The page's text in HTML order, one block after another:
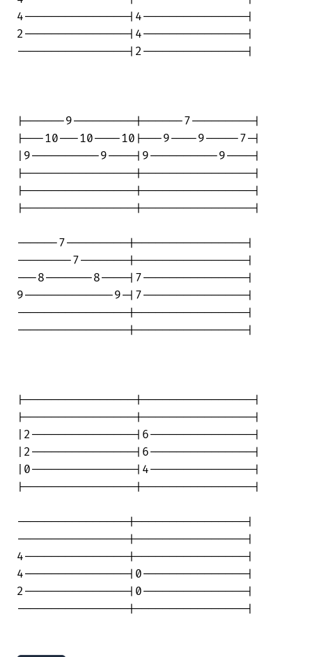
4---------------|4---------------|
2---------------|4---------------|
----------------|2---------------|
|------9---------|------7---------|
|---10---10----10|---9----9-----7-|
|9----------9----|9----------9----|
|----------------|----------------|
|----------------|----------------|
|----------------|----------------|
------7---------|----------------|
--------7-------|----------------|
---8-------8----|7---------------|
9-------------9-|7---------------|
----------------|----------------|
----------------|----------------|
|----------------|----------------|
|----------------|----------------|
|2---------------|6---------------|
|2---------------|6---------------|
|0---------------|4---------------|
|----------------|----------------|
----------------|----------------|
----------------|----------------|
4---------------|----------------|
4---------------|0---------------|
2---------------|0---------------|
----------------|----------------|